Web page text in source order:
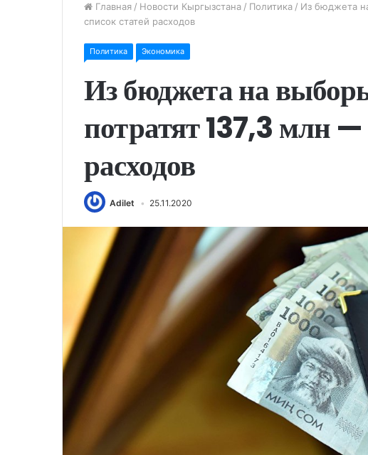
Главная / Новости Кыргызстана / Политика / Из бюджета
список статей расходов
Политика Экономика
Из бюджета на
потратят 137,3 млн —
расходов
Adilet 25.11.2020